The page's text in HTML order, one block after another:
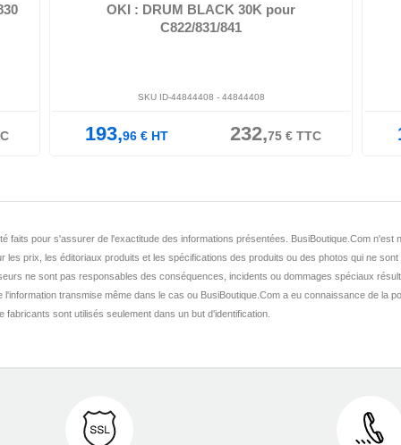
CYAN 20K pour C610
€ 170,05 €TTC
OKI : DRUM CYAN
138,37€
faits pour s'assurer de l'exactitude des informations présentées. BusiBoutique.Com n'est
les prix, les éditoriaux produits et les spécifications des produits ou des photos qui ne sont
ne sont pas responsables des conséquences, incidents ou dommages spéciaux
l'information transmise même dans le cas ou BusiBoutique.Com a eu connaissance de la
fabricants sont utilisés seulement dans un but d'identification.